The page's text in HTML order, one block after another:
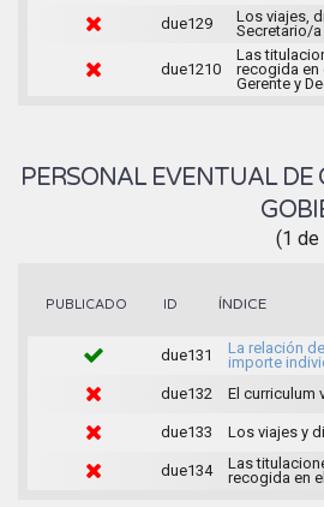
due129
Los viajes,
Secretario/a
due1210
Las
recogida en
Gerente y
PERSONAL EVENTUAL DE
(1 de
PUBLICADO ID ÍNDICE
due131
La relación
importe
due132
El curriculum
due133 Los viajes y
due134
Las
recogida en